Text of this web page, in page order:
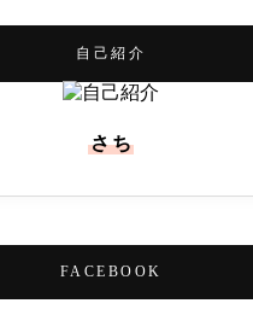
自己紹介
さち
FACEBOOK